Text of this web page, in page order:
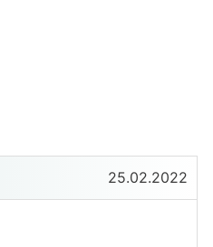
25.02.2022